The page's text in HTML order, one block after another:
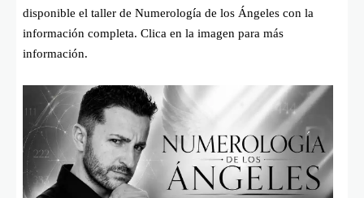
disponible el taller de Numerología de los Ángeles con la
información completa. Clica en la imagen para más
información.